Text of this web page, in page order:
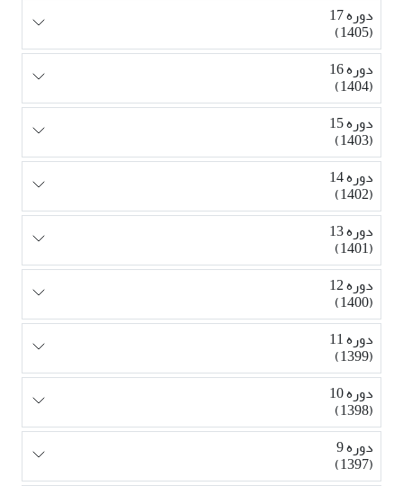
دوره 17
(1405)
دوره 16
(1404)
دوره 15
(1403)
دوره 14
(1402)
دوره 13
(1401)
دوره 12
(1400)
دوره 11
(1399)
دوره 10
(1398)
دوره 9
(1397)